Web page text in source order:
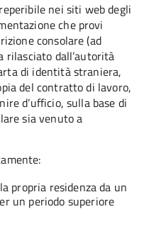
nei siti web degli
che provi
consolare (ad
rilasciato dall’autorità
di identità straniera,
del contratto di lavoro,
d’ufficio, sulla base di
sia venuto a
propria residenza da un
un periodo superiore